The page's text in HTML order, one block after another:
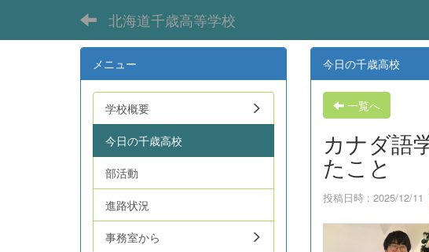
北海道千歳高等学校
今日の千歳高校
一覧へ
カナダ語
たこと
投稿日時 : 2025/12/11
メニュー
学校概要
今日の千歳高校
部活動
進路状況
事務室から